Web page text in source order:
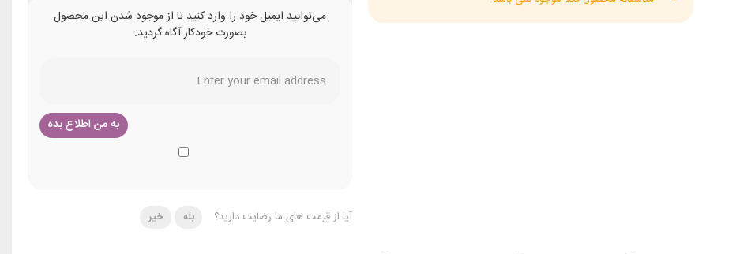
می‌توانید ایمیل خود را وارد کنید تا از موجود شدن این محصول
بصورت خودکار آگاه گردید.
آیا از قیمت های ما رضایت دارید؟ بله خیر